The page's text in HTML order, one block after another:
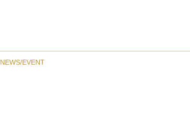
NEWS/EVENT